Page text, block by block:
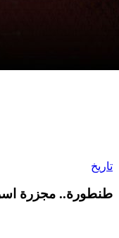
تاريخ
طنطورة.. مجزرة